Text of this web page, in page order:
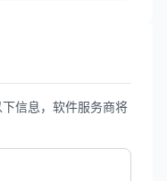
信息，软件服务商将